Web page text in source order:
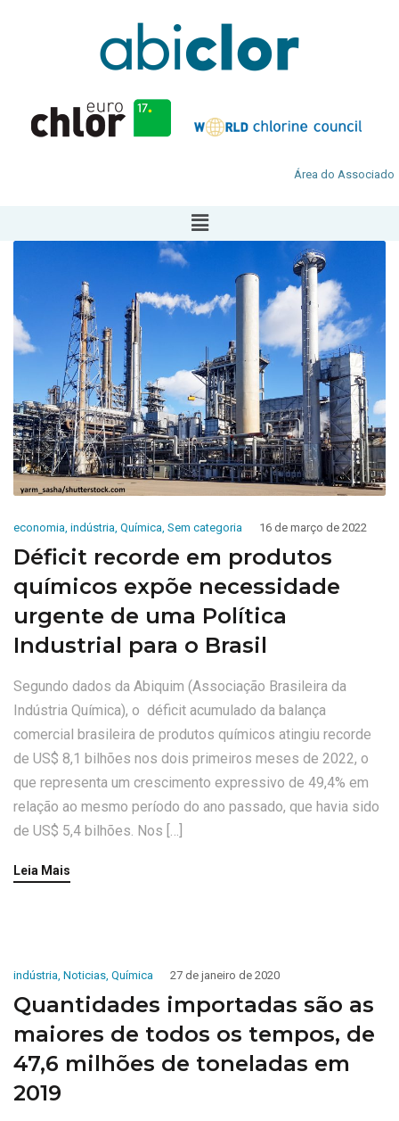
Área do Associado
economia indústria Química Sem categoria 16 de março de 2022
Déficit recorde em produtos
químicos expõe necessidade
urgente de uma Política
Industrial para o Brasil
Segundo dados da Abiquim (Associação Brasileira da
Indústria Química), o déficit acumulado da balança
comercial brasileira de produtos químicos atingiu recorde
de US$ 8,1 bilhões nos dois primeiros meses de 2022, o
que representa um crescimento expressivo de 49,4% em
relação ao mesmo período do ano passado, que havia sido
de US$ 5,4 bilhões. Nos […]
Leia Mais
indústria Noticias Química 27 de janeiro de 2020
Quantidades importadas são as
maiores de todos os tempos, de
47,6 milhões de toneladas em
2019